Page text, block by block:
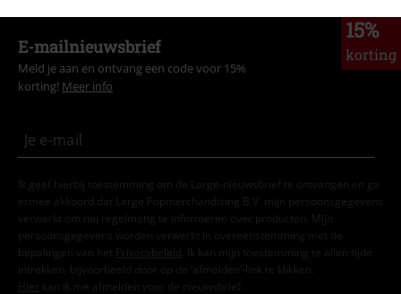
15%
korting
E-mailnieuwsbrief
Meld je aan en ontvang een code voor 15%
korting! Meer info
Ik geef hierbij toestemming om de Large-nieuwsbrief te ontvangen en ga
ermee akkoord dat Large Popmerchandising B.V. mijn persoonsgegevens
verwerkt om mij regelmatig te informeren over producten. Mijn
persoonsgegevens worden verwerkt in overeenstemming met de
bepalingen van het
Privacybeleid . Ik kan mijn toestemming te allen tijde
intrekken, bijvoorbeeld door op de ‘afmelden’-link te klikken.
Hier kan ik me afmelden voor de nieuwsbrief.